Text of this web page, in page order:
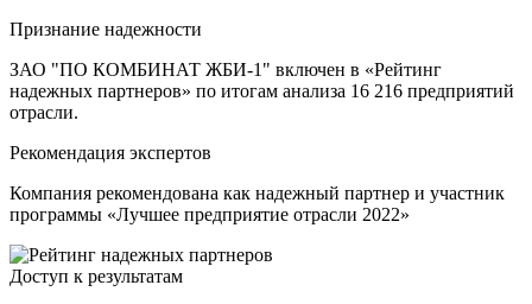
Признание надежности
ЗАО "ПО КОМБИНАТ ЖБИ-1" включен в «Рейтинг
надежных партнеров» по итогам анализа 16 216 предприятий
отрасли.
Рекомендация экспертов
Компания рекомендована как надежный партнер и участник
программы «Лучшее предприятие отрасли 2022»
Доступ к результатам